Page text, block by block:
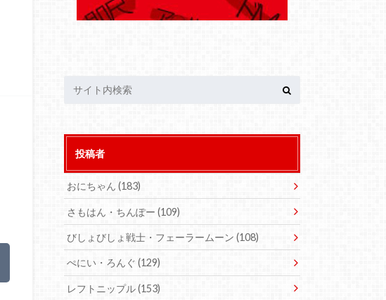
投稿者
おにちゃん(183)
さもはん・ちんぽー(109)
びしょびしょ戦士・フェーラームーン(108)
ぺにい・ろんぐ(129)
レフトニップル(153)